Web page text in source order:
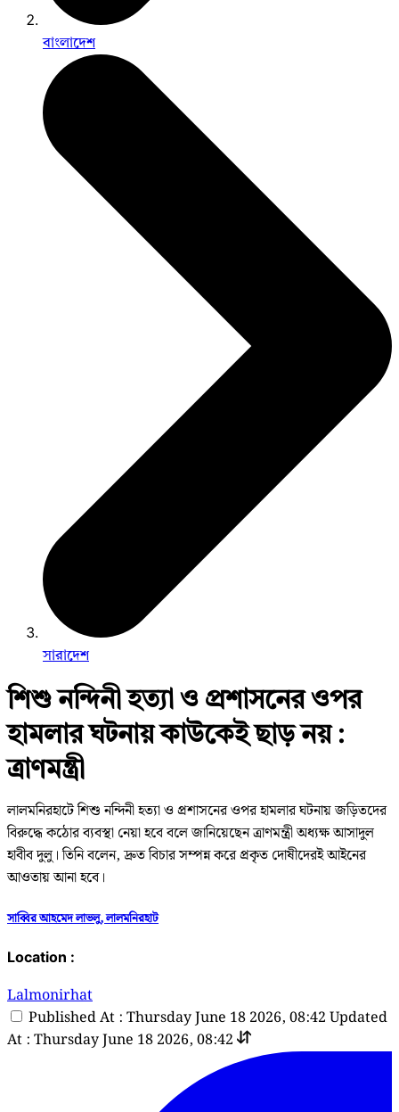
বাংলাদেশ
সারাদেশ
শিশু নন্দিনী হত্যা ও প্রশাসনের ওপর
হামলার ঘটনায় কাউকেই ছাড় নয় :
ত্রাণমন্ত্রী
লালমনিরহাটে শিশু নন্দিনী হত্যা ও প্রশাসনের ওপর হামলার ঘটনায় জড়িতদের
বিরুদ্ধে কঠোর ব্যবস্থা নেয়া হবে বলে জানিয়েছেন ত্রাণমন্ত্রী অধ্যক্ষ আসাদুল
হাবীব দুলু। তিনি বলেন, দ্রুত বিচার সম্পন্ন করে প্রকৃত দোষীদেরই আইনের
আওতায় আনা হবে।
সাব্বির আহমেদ লাভলু, লালমনিরহাট
Location :
Lalmonirhat
Published At : Thursday June 18 2026, 08:42 Updated
At : Thursday June 18 2026, 08:42